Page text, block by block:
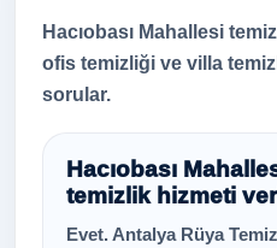
Hacıobası Mahallesi
ofis temizliği ve villa
sorular.
Hacıobası
temizlik hizmeti
Evet. Antalya Rüya